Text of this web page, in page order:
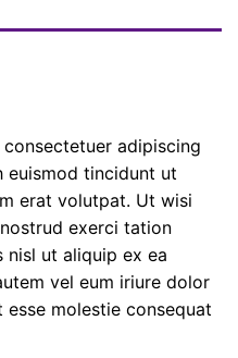
adipiscing
euismod tincidunt ut
erat volutpat. Ut wisi
exerci tation
ut aliquip ex ea
vel eum iriure dolor
molestie consequat